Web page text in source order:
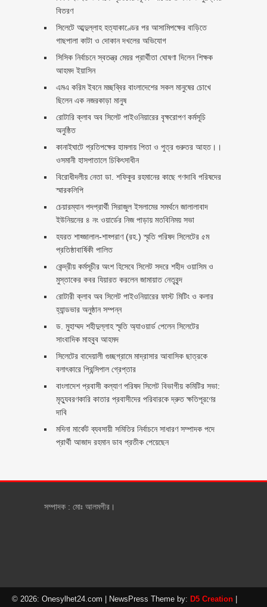
বিতরণ ‎ ‎
সিলেটে আব্দুল্লাহ হত্যাকাণ্ডের পর আসামিপক্ষের বাড়িতে
গাছপালা কাটা ও দোকান দখলের অভিযোগ
সিসিক নির্বাচনে স্বতন্ত্র মেয়র প্রার্থীতা ঘোষণা দিলেন শিক্ষক
আহমদ ইয়াসিন
এমএ করিম ইবনে মচ্ছব্বির বাংলাদেশের সকল মানুষের চোখে
ছিলেন এক নজরকাড়া মানুষ ‎
রোটারি ক্লাব অব সিলেট পাইওনিয়ারের বৃক্ষরোপণ কর্মসূচি
অনুষ্ঠিত
কানাইঘাটে প্রতিপক্ষের হামলায় পিতা ও পুত্র গুরুতর আহত।।
ওসমানী হাসপাতালে চিকিৎসাধীন
বিরোধীদলীয় নেতা ডা. শফিকুর রহমানের কাছে গণদাবি পরিষদের
স্মারকলিপি ‎
চেয়ারম্যান পদপ্রার্থী সিরাজুল ইসলামের সমর্থনে জালালাবাদ
ইউনিয়নের ৪ নং ওয়ার্ডের নিজ পাড়ায় মতবিনিময় সভা
হযরত শাহ্জালাল-শাহ্পরাণ (রহ.) স্মৃতি পরিষদ সিলেটের ৫ম
প্রতিষ্ঠাবার্ষিকী পালিত ‎​
কেন্দ্রীয় কর্মসূচীর অংশ হিসেবে সিলেট সদরে শহীদ ওয়াসিম ও
মুস্তাকের কবর যিয়ারত করলেন জামায়াত নেতৃবৃন্দ ‎
রোটারী ক্লাব অব সিলেট পাইওনিয়ারের ফাস্ট মিটিং ও কলার
হ্যান্ডভার অনুষ্ঠান সম্পন্ন
ড. মুহাম্মদ শহীদুল্লাহ স্মৃতি অ্যাওয়ার্ড পেলেন সিলেটের
সাংবাদিক মাহবুব আহমদ
সিলেটের বাদেয়ালী গুচ্ছগ্রামে মাদ্রাসার আবাসিক ছাত্রকে
বলাৎকারে প্রিন্সিপাল গ্রেপ্তার ‎
বাংলাদেশ প্রবাসী কল্যাণ পরিষদ সিলেট বিভাগীয় কমিটির সভা:
মৃত্যুবরণকারি কাতার প্রবাসীদের পরিবারকে দ্রুত ক্ষতিপূরণের
দাবি
মদিনা মার্কেট ব্যবসায়ী সমিতির নির্বাচনে সাধারণ সম্পাদক পদে
প্রার্থী আজাদ রহমান ডাব প্রতীক পেয়েছেন ‎
সম্পাদক : মোঃ আলমগীর।
© 2026: Onesylhet24.com | NewsPress Theme by: D5 Creation